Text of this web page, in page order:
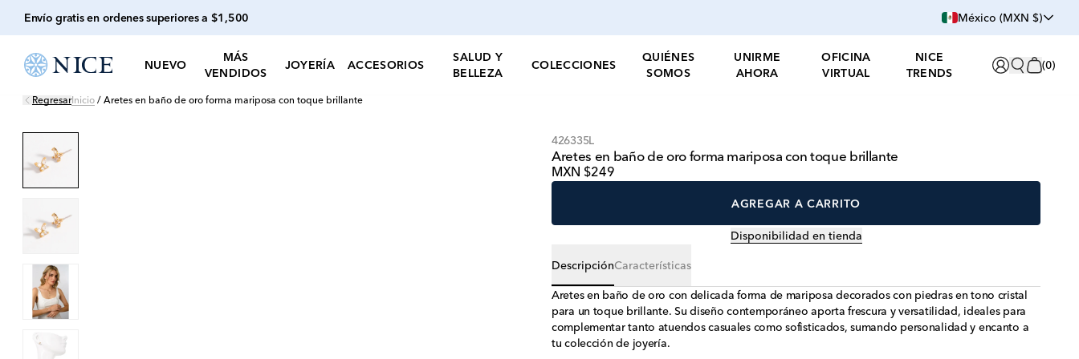
Envío gratis en ordenes superiores a $1,500 México (MXN $)
NUEVO
MÁS
VENDIDOS
JOYERÍA ACCESORIOS
SALUD Y
BELLEZA
COLECCIONES
QUIÉNES
SOMOS
UNIRME
AHORA
OFICINA
VIRTUAL
NICE
TRENDS
(0)
RegresarInicio / Aretes en baño de oro forma mariposa con toque brillante
426335L
Aretes en baño de oro forma mariposa con toque brillante
MXN $249
AGREGAR A CARRITO
Disponibilidad en tienda
DescripciónCaracterísticas
Aretes en baño de oro con delicada forma de mariposa decorados con piedras en tono cristal
para un toque brillante. Su diseño contemporáneo aporta frescura y versatilidad, ideales para
complementar tanto atuendos casuales como sofisticados, sumando personalidad y encanto a
tu colección de joyería.